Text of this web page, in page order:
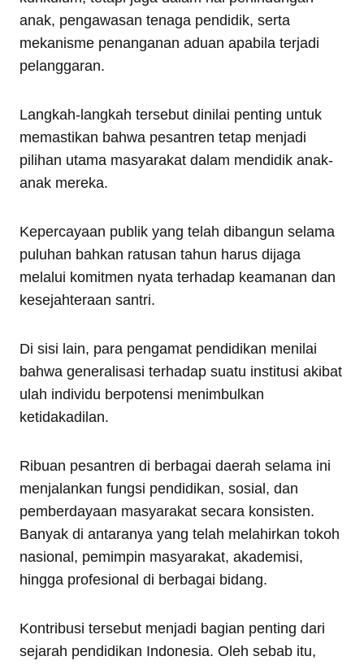
anak, pengawasan tenaga pendidik, serta
mekanisme penanganan aduan apabila terjadi
pelanggaran.
Langkah-langkah tersebut dinilai penting untuk
memastikan bahwa pesantren tetap menjadi
pilihan utama masyarakat dalam mendidik anak-
anak mereka.
Kepercayaan publik yang telah dibangun selama
puluhan bahkan ratusan tahun harus dijaga
melalui komitmen nyata terhadap keamanan dan
kesejahteraan santri.
Di sisi lain, para pengamat pendidikan menilai
bahwa generalisasi terhadap suatu institusi akibat
ulah individu berpotensi menimbulkan
ketidakadilan.
Ribuan pesantren di berbagai daerah selama ini
menjalankan fungsi pendidikan, sosial, dan
pemberdayaan masyarakat secara konsisten.
Banyak di antaranya yang telah melahirkan tokoh
nasional, pemimpin masyarakat, akademisi,
hingga profesional di berbagai bidang.
Kontribusi tersebut menjadi bagian penting dari
sejarah pendidikan Indonesia. Oleh sebab itu,